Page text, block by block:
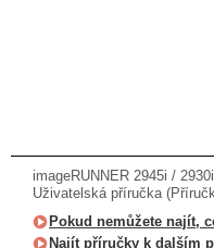
imageRUNNER 2945i /
Uživatelská příručka
Pokud nemůžete najít,
Najít příručky k dalším